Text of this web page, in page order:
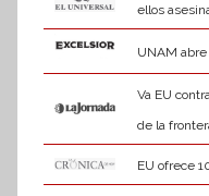
ellos
UNAM
Va EU
de la
EU ofrece